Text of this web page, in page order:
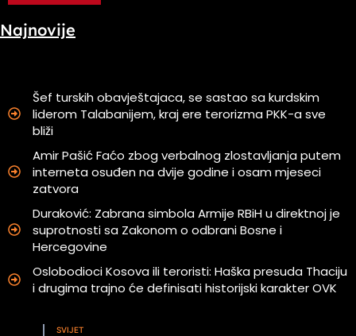
Najnovije
Šef turskih obavještajaca, se sastao sa kurdskim
liderom Talabanijem, kraj ere terorizma PKK-a sve
bliži
Amir Pašić Faćo zbog verbalnog zlostavljanja putem
interneta osuđen na dvije godine i osam mjeseci
zatvora
Duraković: Zabrana simbola Armije RBiH u direktnoj je
suprotnosti sa Zakonom o odbrani Bosne i
Hercegovine
Oslobodioci Kosova ili teroristi: Haška presuda Thaciju
i drugima trajno će definisati historijski karakter OVK
SVIJET